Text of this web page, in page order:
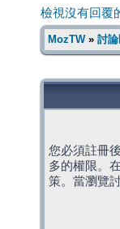
檢視沒有回覆
MozTW» 討
您必須註冊
多的權限。
策。當瀏覽